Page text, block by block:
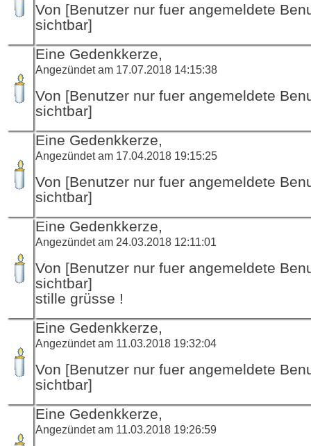
Von [Benutzer nur fuer angemeldete
sichtbar]
Eine Gedenkkerze,
Angezündet am 17.07.2018 14:15:38
Von [Benutzer nur fuer angemeldete
sichtbar]
Eine Gedenkkerze,
Angezündet am 17.04.2018 19:15:25
Von [Benutzer nur fuer angemeldete
sichtbar]
Eine Gedenkkerze,
Angezündet am 24.03.2018 12:11:01
Von [Benutzer nur fuer angemeldete
sichtbar]
stille grüsse !
Eine Gedenkkerze,
Angezündet am 11.03.2018 19:32:04
Von [Benutzer nur fuer angemeldete
sichtbar]
Eine Gedenkkerze,
Angezündet am 11.03.2018 19:26:59